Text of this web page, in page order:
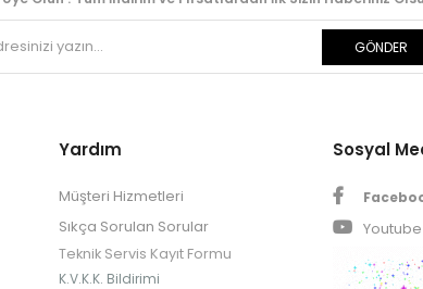
GÖNDER
Yardım
Müşteri Hizmetleri
Sıkça Sorulan Sorular
Teknik Servis Kayıt Formu
K.V.K.K. Bildirimi
Sosyal
Youtube